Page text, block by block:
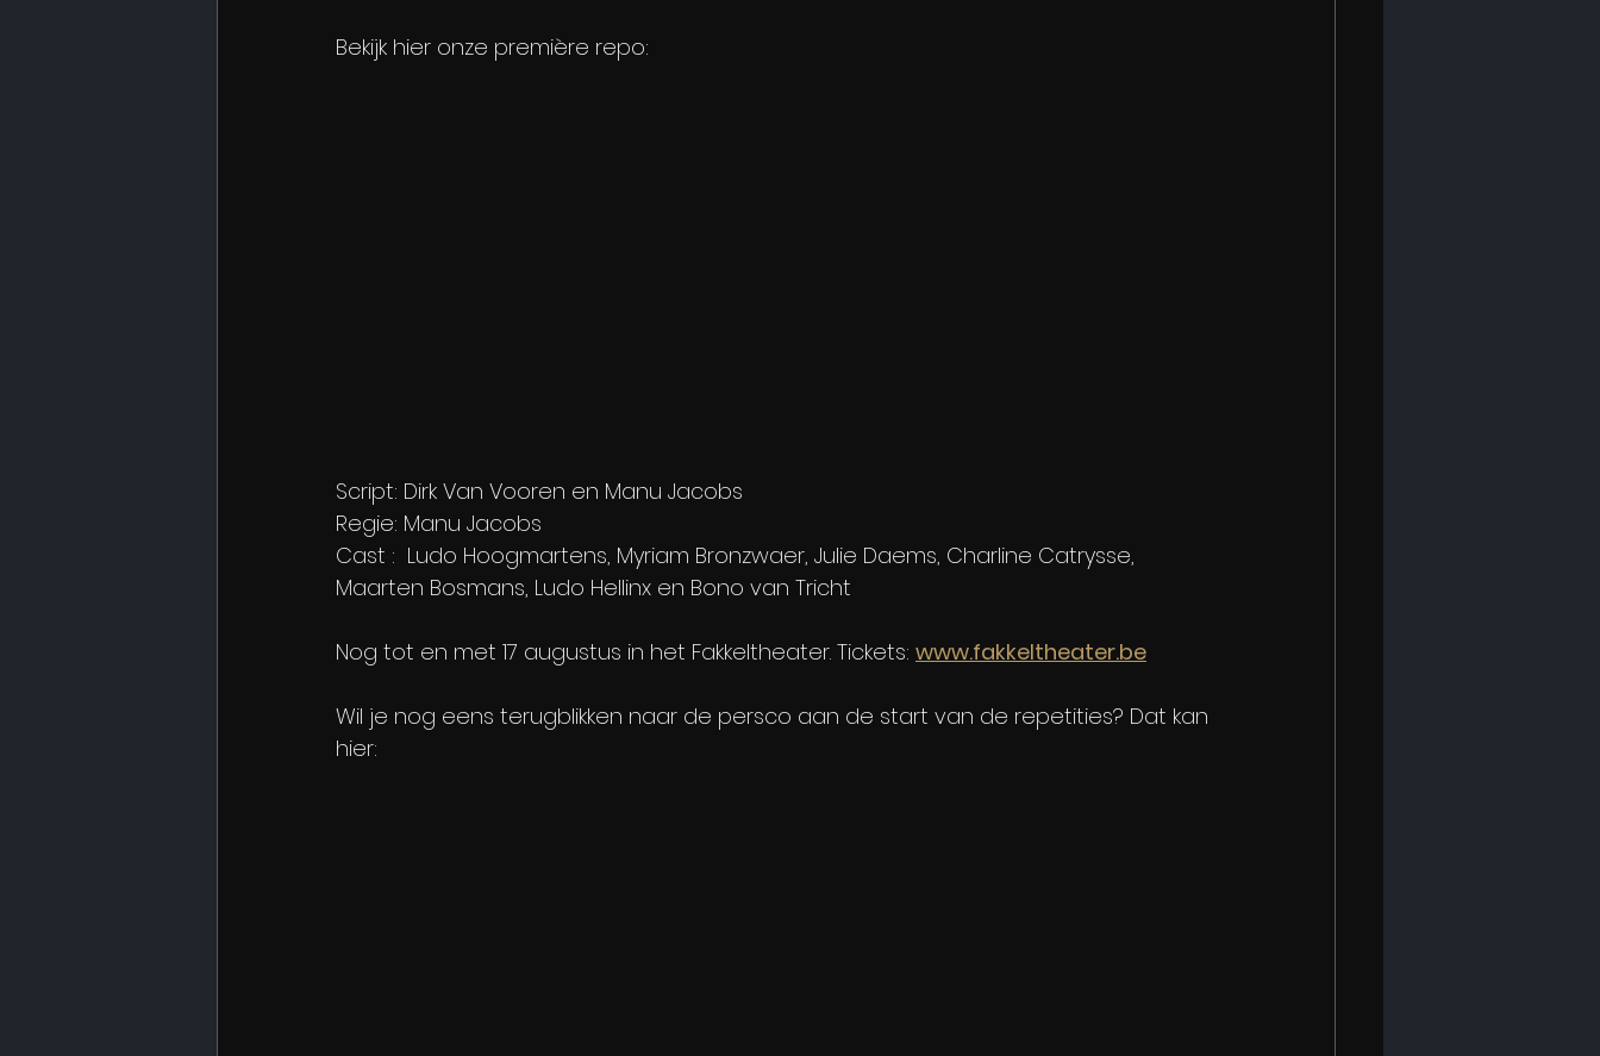
Bekijk hier onze première repo:
Script: Dirk Van Vooren en Manu Jacobs
Regie: Manu Jacobs
Cast :  Ludo Hoogmartens, Myriam Bronzwaer, Julie Daems, Charline Catrysse,
Maarten Bosmans, Ludo Hellinx en Bono van Tricht
Nog tot en met 17 augustus in het Fakkeltheater. Tickets: www.fakkeltheater.be
Wil je nog eens terugblikken naar de persco aan de start van de repetities? Dat kan
hier: